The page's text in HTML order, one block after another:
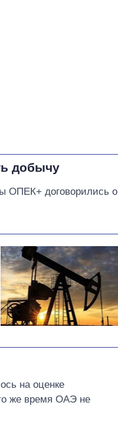
добычу
ОПЕК+ договорились о
на оценке
же время ОАЭ не
ближайшее время
правительство внедрит
поддержки аграриев